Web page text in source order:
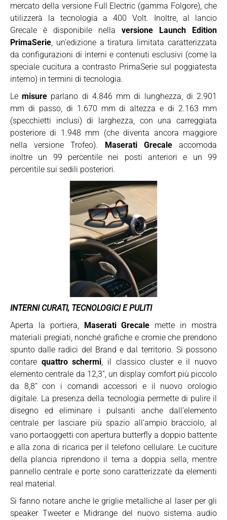
mercato della versione Full Electric (gamma Folgore), che
utilizzerà la tecnologia a 400 Volt. Inoltre, al lancio
Grecale è disponibile nella versione Launch Edition
PrimaSerie , un’edizione a tiratura limitata caratterizzata
da configurazioni di interni e contenuti esclusivi (come la
speciale cucitura a contrasto PrimaSerie sul poggiatesta
interno) in termini di tecnologia.
Lemisure parlano di 4.846 mm di lunghezza, di 2.901
mm di passo, di 1.670 mm di altezza e di 2.163 mm
(specchietti inclusi) di larghezza, con una carreggiata
posteriore di 1.948 mm (che diventa ancora maggiore
nella versione Trofeo). Maserati Grecaleaccomoda
inoltre un 99 percentile nei posti anteriori e un 99
percentile sui sedili posteriori.
INTERNI CURATI, TECNOLOGICI E PULITI
Aperta la portiera, Maserati Grecale mette in mostra
materiali pregiati, nonché grafiche e cromie che prendono
spunto dalle radici del Brand e dal territorio. Si possono
contare quattro schermi, il classico cluster e il nuovo
elemento centrale da 12,3’’, un display comfort più piccolo
da 8,8’’ con i comandi accessori e il nuovo orologio
digitale. La presenza della tecnologia permette di pulire il
disegno ed eliminare i pulsanti anche dall’elemento
centrale per lasciare più spazio all’ampio bracciolo, al
vano portaoggetti con apertura butterfly a doppio battente
e alla zona di ricarica per il telefono cellulare. Le cuciture
della plancia riprendono il tema a doppia sella, mentre
pannello centrale e porte sono caratterizzate da elementi
real material.
Si fanno notare anche le griglie metalliche al laser per gli
speaker Tweeter e Midrange del nuovo sistema audio